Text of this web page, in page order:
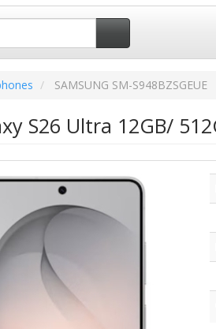
SAMSUNG SM-S948BZSGEUE
S26 Ultra 12GB/